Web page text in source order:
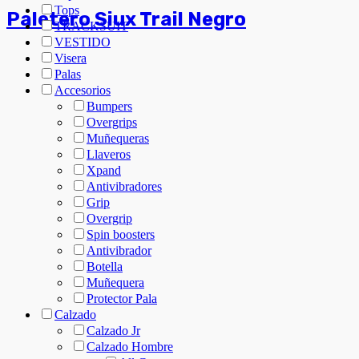
Paletero Siux Trail Negro
Tops
TRACKSUIT
VESTIDO
Visera
Palas
Accesorios
Bumpers
Overgrips
Muñequeras
Llaveros
Xpand
Antivibradores
Grip
Overgrip
Spin boosters
Antivibrador
Botella
Muñequera
Protector Pala
Calzado
Calzado Jr
Calzado Hombre